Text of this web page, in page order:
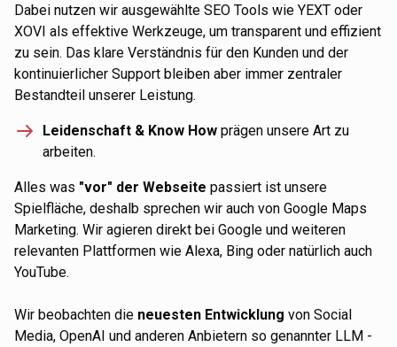
Dabei nutzen wir ausgewählte SEO Tools wie YEXT oder
XOVI als effektive Werkzeuge, um transparent und effizient
zu sein. Das klare Verständnis für den Kunden und der
kontinuierlicher Support bleiben aber immer zentraler
Bestandteil unserer Leistung.
Leidenschaft & Know How prägen unsere Art zu
arbeiten.
Alles was "vor" der Webseite passiert ist unsere
Spielfläche, deshalb sprechen wir auch von Google Maps
Marketing. Wir agieren direkt bei Google und weiteren
relevanten Plattformen wie Alexa, Bing oder natürlich auch
YouTube.
Wir beobachten die neuesten Entwicklung von Social
Media, OpenAI und anderen Anbietern so genannter LLM -